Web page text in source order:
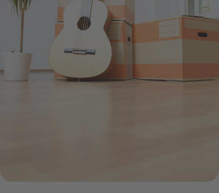
Elektromobilität
Online-
Online-Service
Umzugsservice
Energieberatung
Energiefragen
Kündigung
Wärmestrom
Treue-Bonus